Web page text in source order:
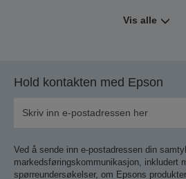
Vis alle
Hold kontakten med Epson
Ved å sende inn e-postadressen din
markedsføringskommunikasjon, inkludert
spørreundersøkelser, om Epsons